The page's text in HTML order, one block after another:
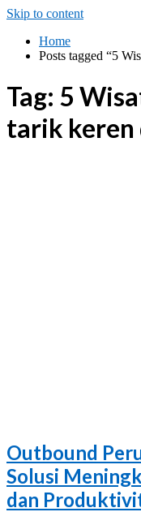
Skip to content
Home
Posts tagged “5
Tag: 5
tarik keren
Outbound
Solusi
dan